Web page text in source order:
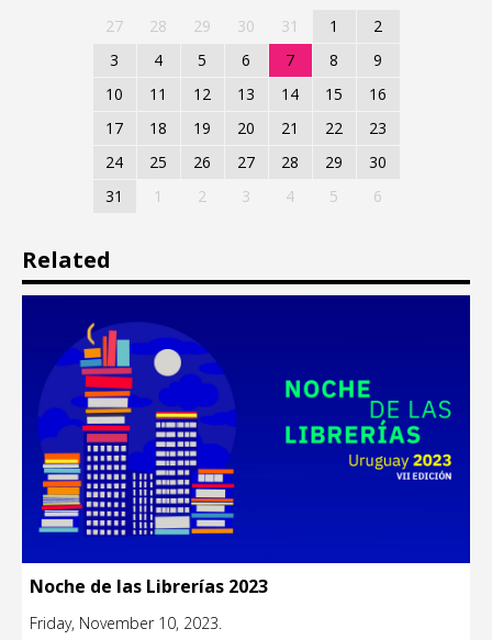
27 28 29 30 31 1
2
3
4 5 6 7 8
9
10
11 12 13 14 15
16
17
18 19 20 21 22
23
24
25 26 27 28 29
30
31
1 2 3 4 5 6
Related
Noche de las Librerías 2023
Friday, November 10, 2023.